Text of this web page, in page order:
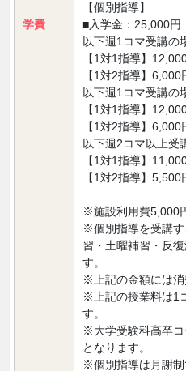
学費
【個別指導】
■入学金：25,000円
以下週1コマ受講の
【1対1指導】
【1対2指導】6,000
以下週1コマ受講の
【1対1指導】
【1対2指導】6,000
以下週2コマ以上受
【1対1指導】
【1対2指導】5,500
※施設利用費5,000
※個別指導を受講す
習・土曜補習・反
す。
※上記の金額には消
※上記の授業料は1
す。
※大学受験科高卒コ
となります。
※個別指導は月謝制